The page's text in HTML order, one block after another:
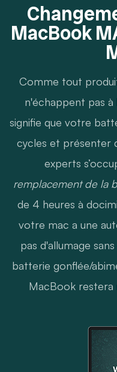
MacBook
Comme tout
n'échappent pas à
signifie que votre
cycles et présenter
experts
remplacement de la
de 4 heures à
votre mac a une
pas d'allumage
batterie gonflée/
MacBook restera